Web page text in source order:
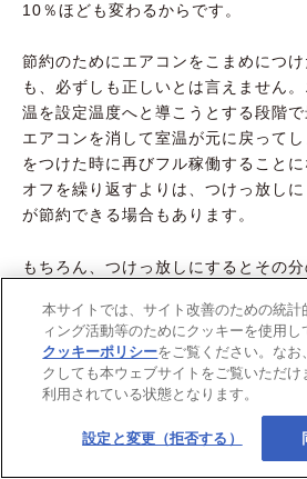
10％ほども変わるからです。
節約のためにエアコンをこまめにつ
も、必ずしも正しいとは言えません
温を設定温度へと導こうとする段階で
エアコンを消して室温が元に戻って
をつけた時に再びフル稼働すること
オフを繰り返すよりは、つけっ放し
が節約できる場合もあります。
もちろん、つけっ放しにするとその
い人は、そのままの使い方でOKです
【関連記事】
定温度は？
は？ 知っ
本サイトでは、サイト改善のための統計
ィング活動等のためにクッキーを使用
クッキーポリシーをご覧ください。なお
クしても本ウェブサイトをご覧いただけ
利用されている状態となります。
設定と変更（拒否する）